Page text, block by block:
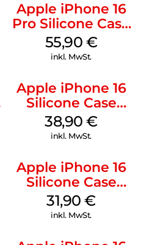
Apple iPhone 16
Pro Silicone Case
MagSafe Stone
Gray
55,90 €
inkl. MwSt.
Apple iPhone 16
Silicone Case
MagSafe
Ultramarine
38,90€
inkl. MwSt.
Apple iPhone 16
Silicone Case
MagSafe Fuchsia
31,90€
inkl. MwSt.